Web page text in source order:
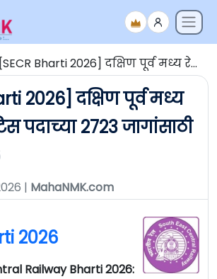
[SECR Bharti 2026] दक्षिण पूर्व मध्य रेल्वेत अप्रेंटिस पदाच्या 2723 जागांसाठी भरती 2026
2026] दक्षिण पूर्व मध्य
पदाच्या 2723 जागांसाठी
| MahaNMK.com
2026
Railway Bharti 2026: